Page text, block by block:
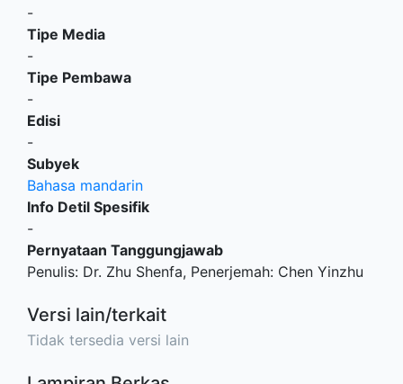
-
Tipe Media
-
Tipe Pembawa
-
Edisi
-
Subyek
Bahasa mandarin
Info Detil Spesifik
-
Pernyataan Tanggungjawab
Penulis: Dr. Zhu Shenfa, Penerjemah: Chen Yinzhu
Versi lain/terkait
Tidak tersedia versi lain